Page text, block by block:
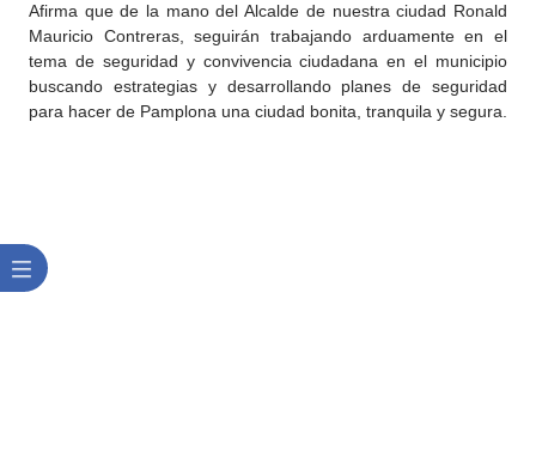
Afirma que de la mano del Alcalde de nuestra ciudad Ronald
Mauricio Contreras, seguirán trabajando arduamente en el
tema de seguridad y convivencia ciudadana en el municipio
buscando estrategias y desarrollando planes de seguridad
para hacer de Pamplona una ciudad bonita, tranquila y segura.​